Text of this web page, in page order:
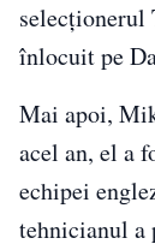
înlocuit pe
Mai apoi,
acel an, el a
echipei
tehnicianul a